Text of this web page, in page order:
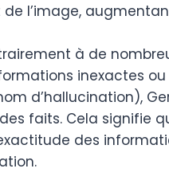
l’image,
à de
inexactes
d’hallucination),
faits. Cela signifie
des